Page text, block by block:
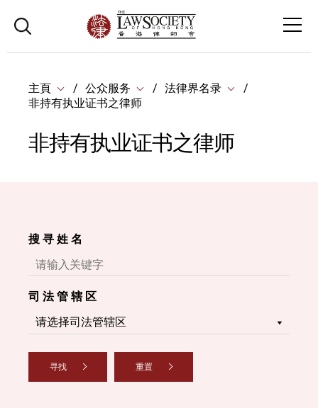
主頁 公众服务
法律界名录
非持有执业证书之律师
非持有执业证书之律师
搜 寻 姓 名
司 法 管 辖 区
寻找 重置